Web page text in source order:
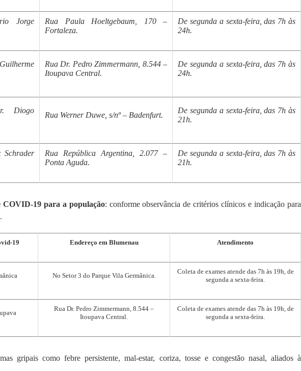
Jorge
Rua Paula Hoeltgebaum, 170 –
Fortaleza.
De segunda a sexta-feira, das 7h às
24h.
Rua Dr. Pedro Zimmermann, 8.544 –
Itoupava Central.
De segunda a sexta-feira, das 7h às
24h.
Diogo
Rua Werner Duwe, s/nº – Badenfurt.
De segunda a sexta-feira, das 7h às
21h.
Schrader
Rua República Argentina, 2.077 –
Ponta Aguda.
De segunda a sexta-feira, das 7h às
21h.
COVID-19 para a população: conforme observância de critérios clínicos e indicação para
19 Endereço em Blumenau Atendimento
No Setor 3 do Parque Vila Germânica.
Coleta de exames atende das 7h às 19h, de
segunda a sexta-feira.
Rua Dr. Pedro Zimmermann, 8.544 –
Itoupava Central.
Coleta de exames atende das 7h às 19h, de
segunda a sexta-feira.
gripais como febre persistente, mal-estar, coriza, tosse e congestão nasal, aliados à